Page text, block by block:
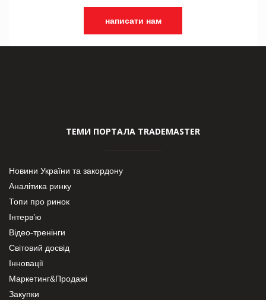
написати нам
ТЕМИ ПОРТАЛА TRADEMASTER
Новини України та закордону
Аналітика ринку
Топи про ринок
Інтерв’ю
Відео-тренінги
Світовий досвід
Інновації
Маркетинг&Продажі
Закупки